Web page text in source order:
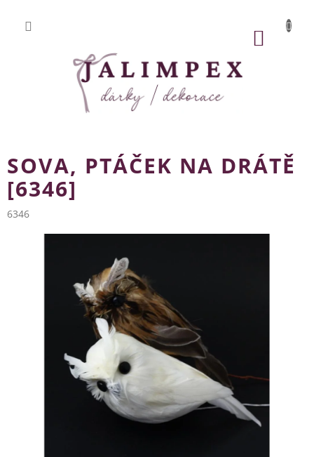
obsah
SOVA, PTÁČEK NA DRÁTĚ
[6346]
6346